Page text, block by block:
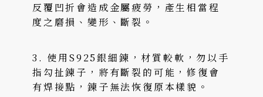
反覆凹折會造成金屬疲勞，產生相當程
度之磨損、變形、斷裂。
3. 使用S925銀細鍊，材質較軟，勿以手
指勾扯鍊子，將有斷裂的可能，修復會
有焊接點，鍊子無法恢復原本樣貌。